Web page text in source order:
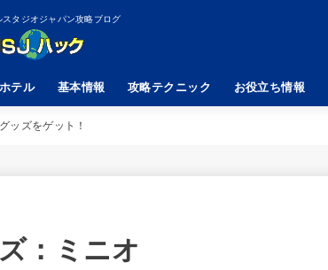
スタジオジャパン攻略ブログ
ホテル 基本情報 攻略テクニック お役立ち情報
ッズをゲット！
：ミニオ